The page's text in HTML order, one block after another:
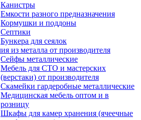
Канистры
Емкости разного предназначения
Кормушки и поддоны
Септики
Бункера для сеялок
из металла от производителя
Сейфы металлические
Мебель для СТО и мастерских
(верстаки) от производителя
Скамейки гардеробные металлические
Медицинская мебель оптом и в
розницу
Шкафы для камер хранения (ячеечные